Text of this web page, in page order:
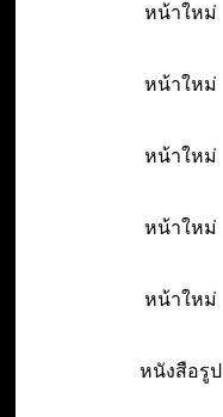
หน้าใหม่
หน้าใหม่
หน้าใหม่
หน้าใหม่
หน้าใหม่
หนังสือรูป